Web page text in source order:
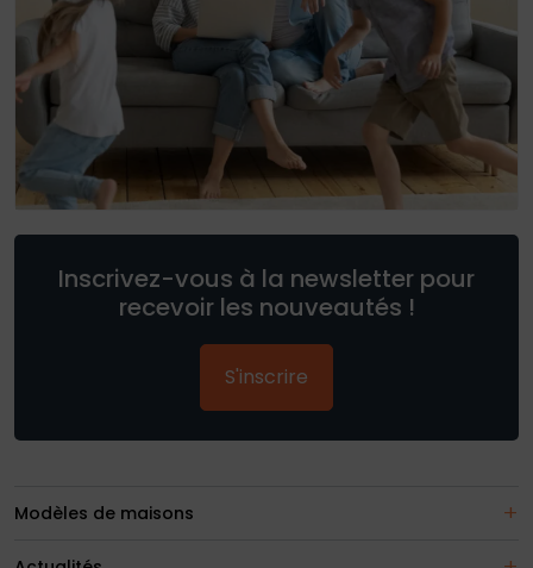
Inscrivez-vous à la newsletter pour
recevoir les nouveautés !
S'inscrire
Modèles de maisons